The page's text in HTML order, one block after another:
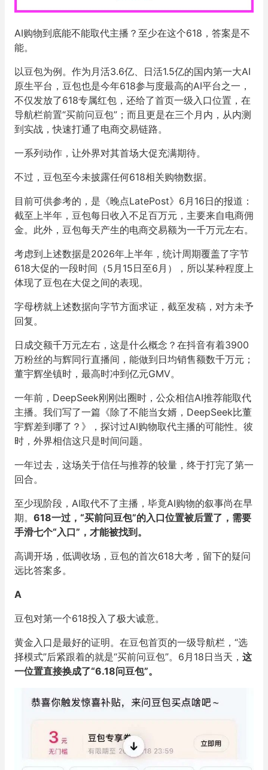
AI购物到底能不能取代主播？至少在这个618，答案是不
能。
以豆包为例。作为月活3.6亿、日活1.5亿的国内第一大AI
原生平台，豆包也是今年618参与度最高的AI平台之一，
不仅发放了618专属红包，还给了首页一级入口位置，在
导航栏前置“买前问豆包”；而且更是在三个月内，从内测
到实战，快速打通了电商交易链路。
一系列动作，让外界对其首场大促充满期待。
不过，豆包至今未披露任何618相关购物数据。
目前可供参考的，是《晚点LatePost》6月16日的报道：
截至上半年，豆包每日收入不足百万元，主要来自电商佣
金。此外，豆包每天产生的电商交易额为一千万元左右。
考虑到上述数据是2026年上半年，统计周期覆盖了字节
618大促的一段时间（5月15日至6月），所以某种程度上
体现了豆包在大促之间的表现。
字母榜就上述数据向字节方面求证，截至发稿，对方未予
回复。
日成交额千万元左右，这是什么概念？在抖音有着3900
万粉丝的与辉同行直播间，能做到日均销售额数千万元；
董宇辉坐镇时，最高时冲到亿元GMV。
一年前，DeepSeek刚刚出圈时，公众相信AI推荐能取代
主播。我们写了一篇《除了不能当女婿，DeepSeek比董
宇辉差到哪了？》，探讨过AI购物取代主播的可能性。彼
时，外界相信这只是时间问题。
一年过去，这场关于信任与推荐的较量，终于打完了第一
回合。
至少现阶段，AI取代不了主播，毕竟AI购物的叙事尚在早
期。 618一过，“买前问豆包”的入口位置被后置了，需要
手滑七个“入口”，才能被找到。
高调开场，低调收场，豆包的首次618大考，留下的疑问
远比答案多。
A
豆包对第一个618投入了极大诚意。
黄金入口是最好的证明。在豆包首页的一级导航栏，“选
择模式”后紧跟着的就是“买前问豆包”。6月18日当天， 这
一位置直接换成了“6.18问豆包”。